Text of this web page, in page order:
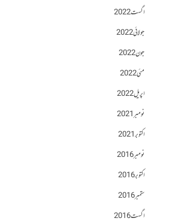
اگست 2022
جولائی 2022
جون 2022
مئی 2022
اپریل 2022
نومبر 2021
اکتوبر 2021
نومبر 2016
اکتوبر 2016
ستمبر 2016
اگست 2016